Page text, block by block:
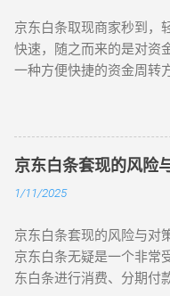
支付高额的手续费，甚至
台时，一定要谨慎，尽量
过京东白条"先消费后提现
技巧。例如，积极参与京
活跃度和信用等级，从而
排提取时间和金额，也
度的秘诀。现在，当我
诀的过程中，我逐渐领悟
合理规划资金，避免不必
我在提取白条额度时游刃
更加清晰的认识。如今，
实现了真正的财务自由。
期的年化利率通常在
京东商城的购物，某些场
户的消费。凭借这种便
如何通过合理合法的方
们日常生活中的一项需求
现金的最佳方法 现在回到
原则，不要尝试任何违法
结账户，重则可能面临法
套现方法中，借助第三方
京东白条取现商家秒到，
快速，随之而来的是对资
一种方便快捷的资金周转
额度变现成现金。这时
的存在。 京东白条取现
白条额度转换成现金的服
率，以及不同的取现方式
这些商家通常能够实现“
比，京东白条取现商家的
待时间，即刻解决资金周
说，往往无法获得银行贷
京东白条套现的风险
1/11/2025
京东白条套现的风险与对
京东白条无疑是一个非常
东白条进行消费、分期付